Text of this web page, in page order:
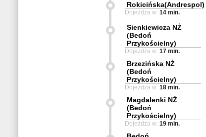
Rokicińska(Andrespol)
Dojeżdża w: 14 min.
Sienkiewicza NŻ
(Bedoń
Przykościelny)
Dojeżdża w: 17 min.
Brzezińska NŻ
(Bedoń
Przykościelny)
Dojeżdża w: 18 min.
Magdalenki NŻ
(Bedoń
Przykościelny)
Dojeżdża w: 19 min.